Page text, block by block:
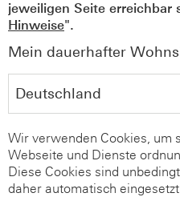
jeweiligen Seite erreichbar
Hinweise".
Mein dauerhafter
Wir verwenden Cookies, um
Webseite und Dienste
Diese Cookies sind
daher automatisch